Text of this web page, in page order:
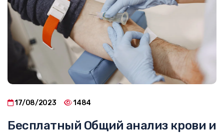
17/08/2023 1484
Бесплатный Общий анализ крови и